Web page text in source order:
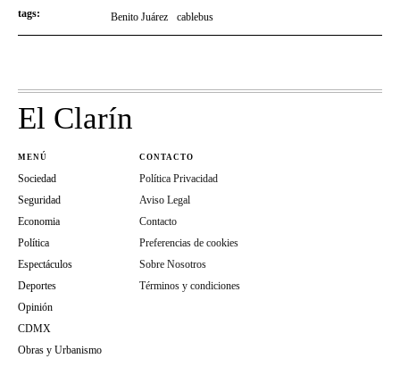
tags:
Benito Juárez cablebus
El Clarín
MENÚ
Sociedad
Seguridad
Economia
Política
Espectáculos
Deportes
Opinión
CDMX
Obras y Urbanismo
CONTACTO
Política Privacidad
Aviso Legal
Contacto
Preferencias de cookies
Sobre Nosotros
Términos y condiciones